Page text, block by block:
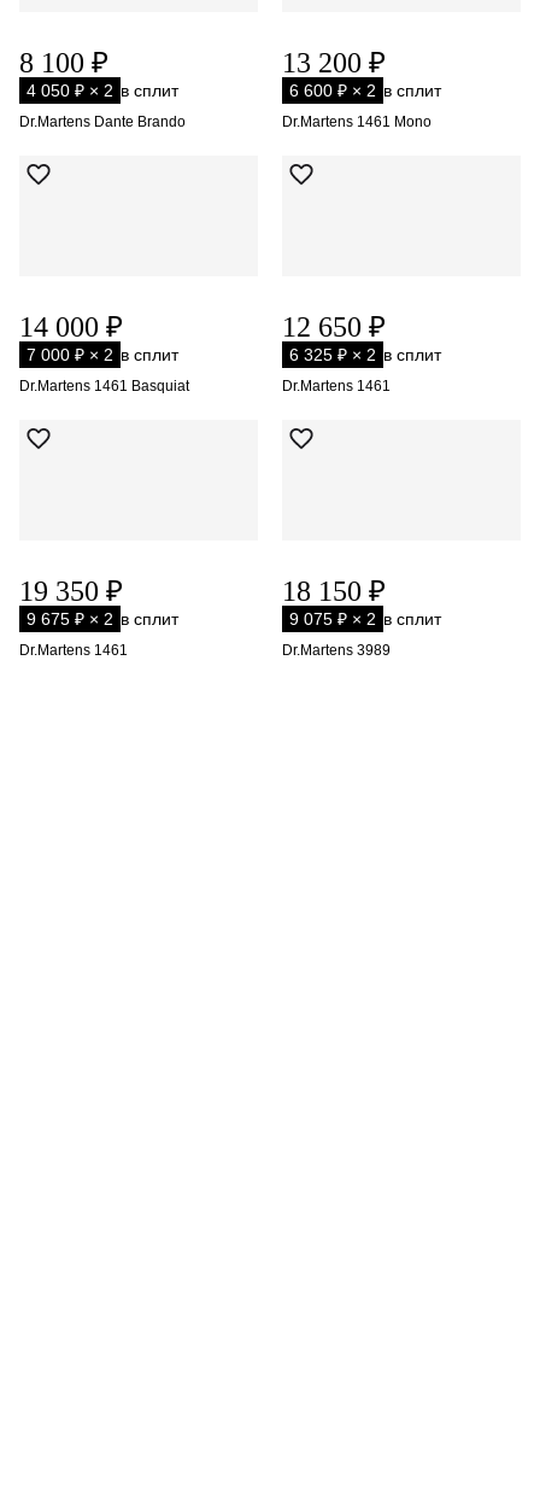
8 100 ₽
4 050 ₽ × 2 в сплит
Dr.Martens Dante Brando
13 200 ₽
6 600 ₽ × 2 в сплит
Dr.Martens 1461 Mono
14 000 ₽
7 000 ₽ × 2 в сплит
Dr.Martens 1461 Basquiat
12 650 ₽
6 325 ₽ × 2 в сплит
Dr.Martens 1461
19 350 ₽
9 675 ₽ × 2 в сплит
Dr.Martens 1461
18 150 ₽
9 075 ₽ × 2 в сплит
Dr.Martens 3989